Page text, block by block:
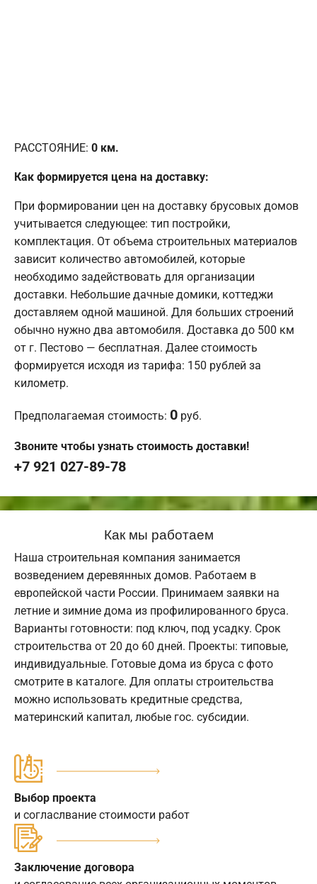
РАССТОЯНИЕ: 0 км.
Как формируется цена на доставку:
При формировании цен на доставку брусовых домов
учитывается следующее: тип постройки,
комплектация. От объема строительных материалов
зависит количество автомобилей, которые
необходимо задействовать для организации
доставки. Небольшие дачные домики, коттеджи
доставляем одной машиной. Для больших строений
обычно нужно два автомобиля. Доставка до 500 км
от г. Пестово — бесплатная. Далее стоимость
формируется исходя из тарифа: 150 рублей за
километр.
Предполагаемая стоимость: 0 руб.
Звоните чтобы узнать стоимость доставки!
+7 921 027-89-78
Как мы работаем
Наша строительная компания занимается
возведением деревянных домов. Работаем в
европейской части России. Принимаем заявки на
летние и зимние дома из профилированного бруса.
Варианты готовности: под ключ, под усадку. Срок
строительства от 20 до 60 дней. Проекты: типовые,
индивидуальные. Готовые дома из бруса с фото
смотрите в каталоге. Для оплаты строительства
можно использовать кредитные средства,
материнский капитал, любые гос. субсидии.
Выбор проекта
и согласлвание стоимости работ
Заключение договора